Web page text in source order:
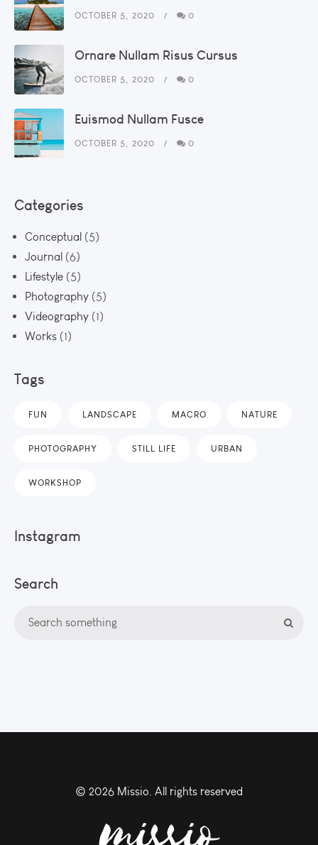
OCTOBER 5, 2020 0
Ornare Nullam Risus Cursus
OCTOBER 5, 2020 0
Euismod Nullam Fusce
OCTOBER 5, 2020 0
Categories
Conceptual (5)
Journal (6)
Lifestyle (5)
Photography (5)
Videography (1)
Works (1)
Tags
FUN LANDSCAPE MACRO NATURE
PHOTOGRAPHY STILL LIFE URBAN
WORKSHOP
Instagram
Search
© 2026 Missio. All rights reserved